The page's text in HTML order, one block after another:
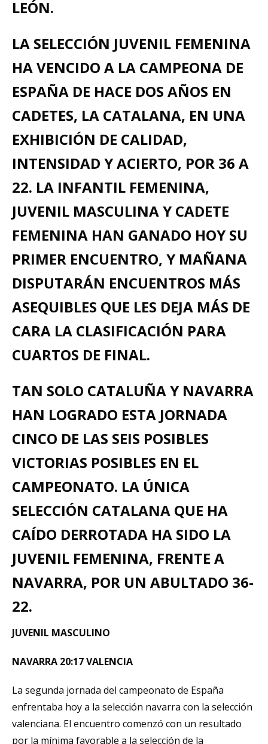
LEÓN.
LA SELECCIÓN JUVENIL FEMENINA
HA VENCIDO A LA CAMPEONA DE
ESPAÑA DE HACE DOS AÑOS EN
CADETES, LA CATALANA, EN UNA
EXHIBICIÓN DE CALIDAD,
INTENSIDAD Y ACIERTO, POR 36 A
22. LA INFANTIL FEMENINA,
JUVENIL MASCULINA Y CADETE
FEMENINA HAN GANADO HOY SU
PRIMER ENCUENTRO, Y MAÑANA
DISPUTARÁN ENCUENTROS MÁS
ASEQUIBLES QUE LES DEJA MÁS DE
CARA LA CLASIFICACIÓN PARA
CUARTOS DE FINAL.
TAN SOLO CATALUÑA Y NAVARRA
HAN LOGRADO ESTA JORNADA
CINCO DE LAS SEIS POSIBLES
VICTORIAS POSIBLES EN EL
CAMPEONATO. LA ÚNICA
SELECCIÓN CATALANA QUE HA
CAÍDO DERROTADA HA SIDO LA
JUVENIL FEMENINA, FRENTE A
NAVARRA, POR UN ABULTADO 36-
22.
JUVENIL MASCULINO
NAVARRA 20:17 VALENCIA
La segunda jornada del campeonato de España
enfrentaba hoy a la selección navarra con la selección
valenciana. El encuentro comenzó con un resultado
por la mínima favorable a la selección de la